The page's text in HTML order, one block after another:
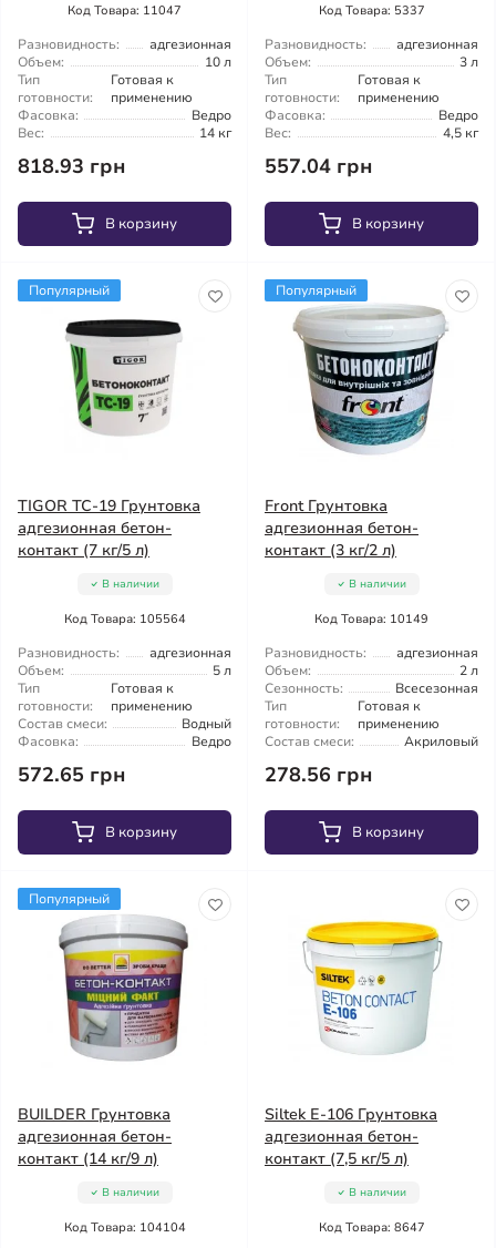
Код Товара: 11047
Разновидность:
адгезионная
Объем:
10 л
Тип
готовности:
Готовая к
применению
Фасовка:
Ведро
Вес:
14 кг
818.93 грн
В корзину
Код Товара: 5337
Разновидность:
адгезионная
Объем:
3 л
Тип
готовности:
Готовая к
применению
Фасовка:
Ведро
Вес:
4,5 кг
557.04 грн
В корзину
Популярный
TIGOR ТС-19 Грунтовка
адгезионная бетон-
контакт (7 кг/5 л)
В наличии
Код Товара: 105564
Разновидность:
адгезионная
Объем:
5 л
Тип
готовности:
Готовая к
применению
Состав смеси:
Водный
Фасовка:
Ведро
572.65 грн
В корзину
Популярный
Front Грунтовка
адгезионная бетон-
контакт (3 кг/2 л)
В наличии
Код Товара: 10149
Разновидность:
адгезионная
Объем:
2 л
Сезонность:
Всесезонная
Тип
готовности:
Готовая к
применению
Состав смеси:
Акриловый
278.56 грн
В корзину
Популярный
BUILDER Грунтовка
адгезионная бетон-
контакт (14 кг/9 л)
В наличии
Код Товара: 104104
Siltek E-106 Грунтовка
адгезионная бетон-
контакт (7,5 кг/5 л)
В наличии
Код Товара: 8647